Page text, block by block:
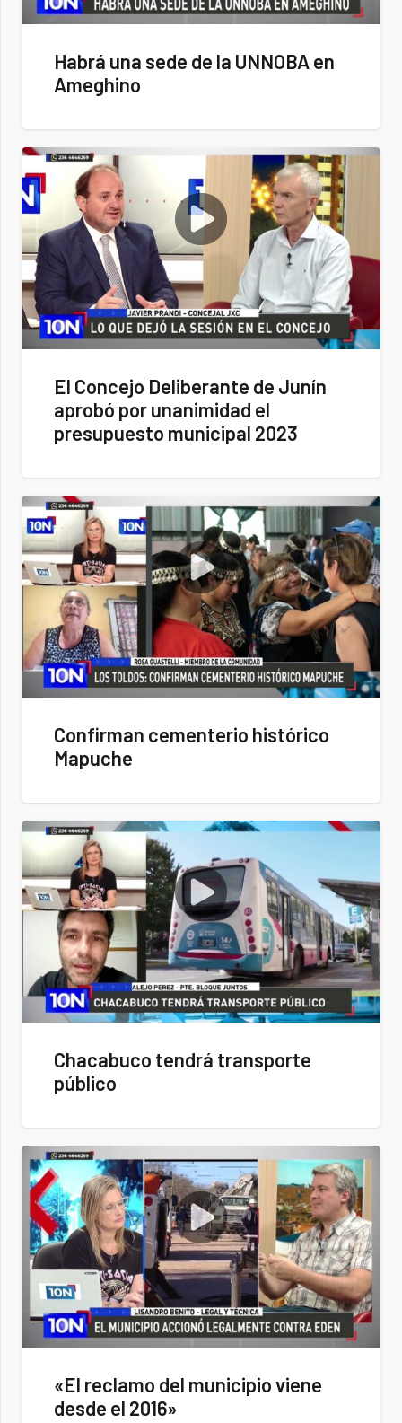
Habrá una sede de la UNNOBA en
Ameghino
El Concejo Deliberante de Junín
aprobó por unanimidad el
presupuesto municipal 2023
Confirman cementerio histórico
Mapuche
Chacabuco tendrá transporte
público
«El reclamo del municipio viene
desde el 2016»